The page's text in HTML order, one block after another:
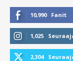
10,990 Fanit
1,025
2,304